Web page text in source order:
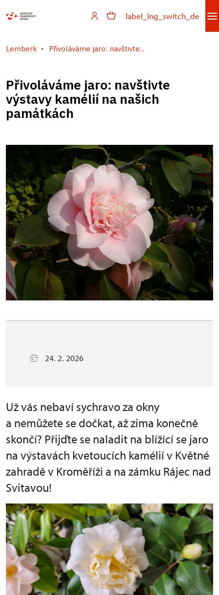
label_lng_switch_de
Lemberk Přivoláváme jaro: navštivte...
Přivoláváme jaro: navštivte
výstavy kamélií na našich
památkách
24. 2. 2026
Už vás nebaví sychravo za okny
a nemůžete se dočkat, až zima konečně
skončí? Přijďte se naladit na blížící se jaro
na výstavách kvetoucích kamélií v Květné
zahradě v Kroměříži a na zámku Rájec nad
Svitavou!